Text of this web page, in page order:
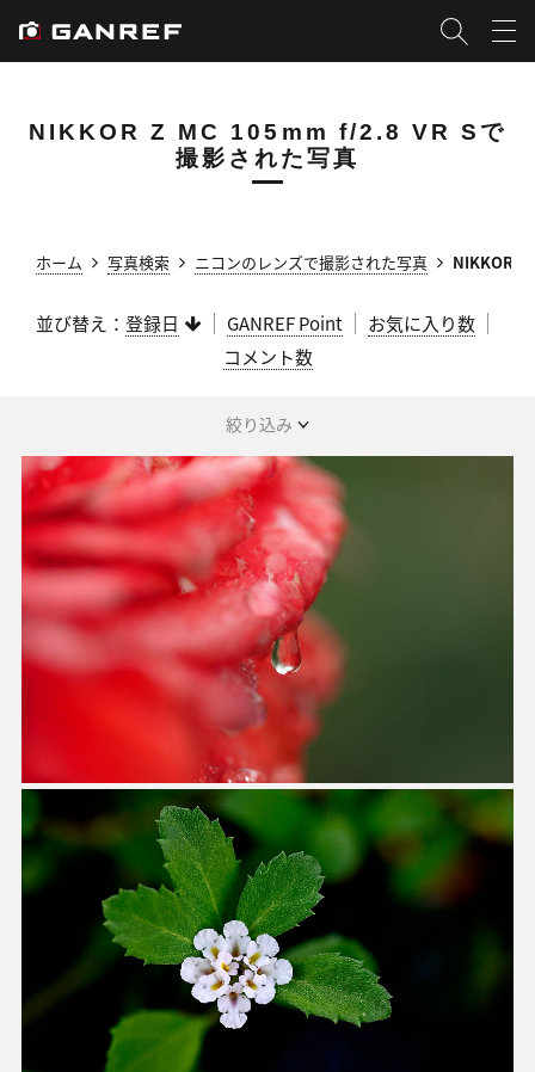
NIKKOR Z MC 105mm f/2.8 VR Sで
撮影された写真
ホーム 写真検索 ニコンのレンズで撮影された写真 NIKKOR Z
並び替え： 登録日 GANREF Point
お気に入り数
コメント数
絞り込み